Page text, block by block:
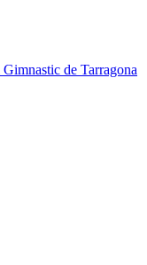
de Tarragona